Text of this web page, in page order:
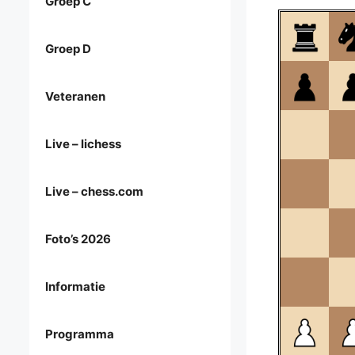
Groep D
Veteranen
Live – lichess
Live – chess.com
Foto’s 2026
Informatie
Programma